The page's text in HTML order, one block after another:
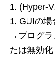
(Hyper-
GUIの
→プログラ
たは無効